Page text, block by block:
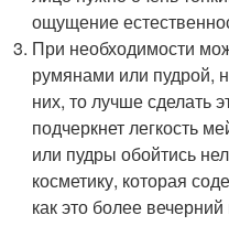
ощущение
При необходимости
румянами или пудрой,
них, то лучше сделать
подчеркнет легкость
или пудры обойтись
косметику, которая
как это более